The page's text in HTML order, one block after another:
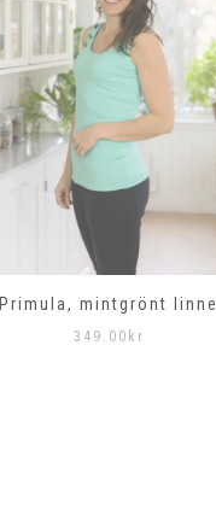
Primula, mintgrönt linne
349.00 kr